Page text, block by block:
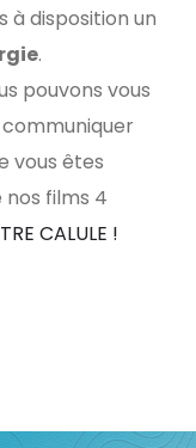
à disposition un
.
pouvons vous
vous êtes
nos films 4
CALULE !